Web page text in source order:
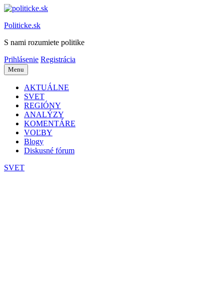
Preskočiť
obsah
Politicke.sk
S nami rozumiete politike
Prihlásenie Registrácia
Menu
AKTUÁLNE
SVET
REGIÓNY
ANALÝZY
KOMENTÁRE
VOĽBY
Blogy
Diskusné fórum
SVET